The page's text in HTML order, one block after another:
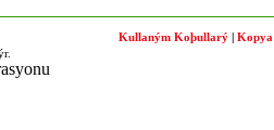
Kullaným Koþullarý |